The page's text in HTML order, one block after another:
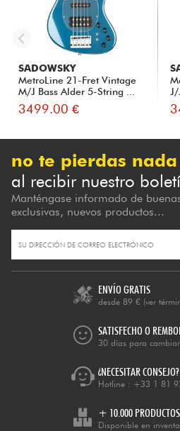
SADOWSKY
MetroLine 21-Fret Vintage
M/J Bass Alder 5-String ...
3499.00 €
J/
no te pierdas nada
al recibir nuestro
Manténgase informado de
exclusivas, nuevos productos...
ENVÍO GRATIS
desde 89 € (ver
SATISFECHO O
30 días para
¿NECESITAR CONSEJO?
Hotline : +33 1 81
+ 10.000 PRODUCTOS
Disponible en